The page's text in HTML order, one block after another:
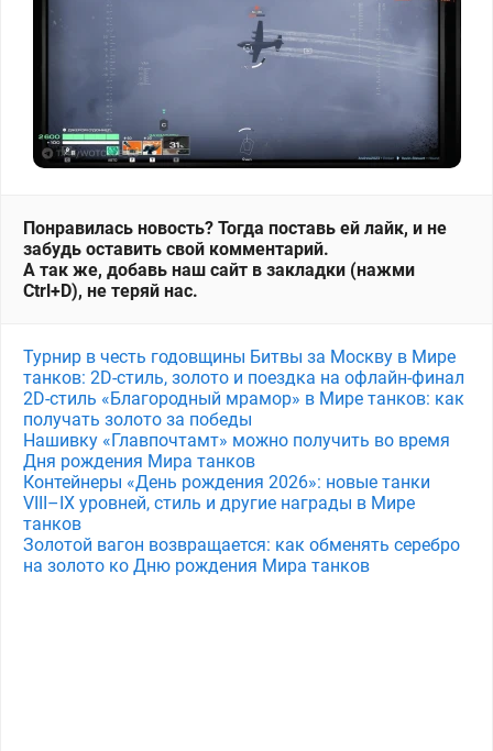
Понравилась новость? Тогда поставь ей лайк, и не
забудь оставить свой комментарий.
А так же, добавь наш сайт в закладки (нажми
Ctrl+D), не теряй нас.
Турнир в честь годовщины Битвы за Москву в Мире
танков: 2D-стиль, золото и поездка на офлайн-финал
2D-стиль «Благородный мрамор» в Мире танков: как
получать золото за победы
Нашивку «Главпочтамт» можно получить во время
Дня рождения Мира танков
Контейнеры «День рождения 2026»: новые танки
VIII–IX уровней, стиль и другие награды в Мире
танков
Золотой вагон возвращается: как обменять серебро
на золото ко Дню рождения Мира танков